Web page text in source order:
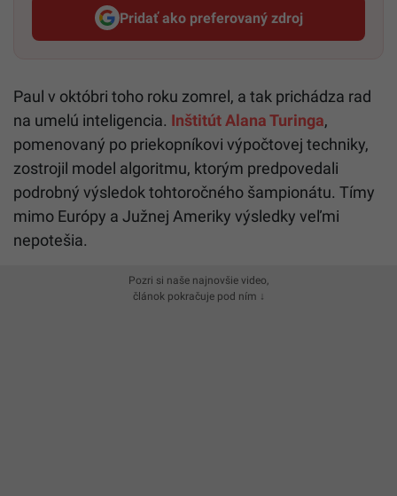
Pridať ako preferovaný zdroj
Startitup, odkaz sa otvorí v
Paul v októbri toho roku zomrel, a tak prichádza rad
na umelú inteligencia. Inštitút Alana Turinga,
pomenovaný po priekopníkovi výpočtovej techniky,
zostrojil model algoritmu, ktorým predpovedali
podrobný výsledok tohtoročného šampionátu. Tímy
mimo Európy a Južnej Ameriky výsledky veľmi
nepotešia.
Pozri si naše najnovšie video,
článok pokračuje pod ním ↓